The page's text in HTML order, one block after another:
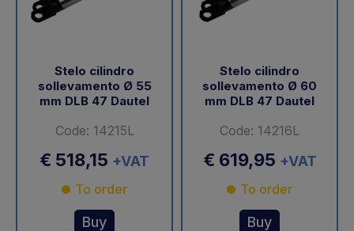
Stelo cilindro
sollevamento Ø 55
mm DLB 47 Dautel
Code: 14215L
€ 518,15 +VAT
To order
Buy
Stelo cilindro
sollevamento Ø 60
mm DLB 47 Dautel
Code: 14216L
€ 619,95 +VAT
To order
Buy